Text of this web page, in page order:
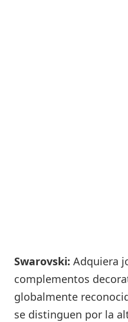
Swarovski: Adquiera
complementos
globalmente
se distinguen por la